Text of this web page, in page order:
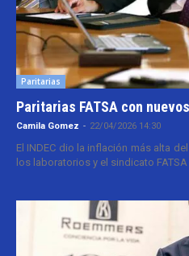
Paritarias
Paritarias FATSA con
Camila Gomez - 22/04/2026 14:30
El INDEC dio la inflación más alta
los laboratorios y el sindicato FATSA